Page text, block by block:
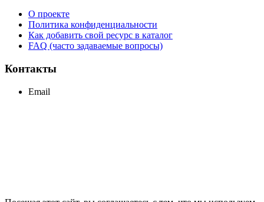
О проекте
Политика конфиденциальности
Как добавить свой ресурс в каталог
FAQ (часто задаваемые вопросы)
Контакты
Email